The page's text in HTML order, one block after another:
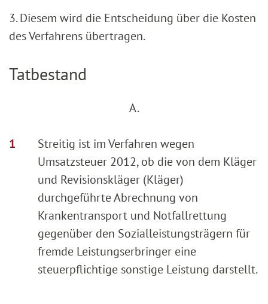
3. Diesem wird die Entscheidung über die Kosten
des Verfahrens übertragen.
Tatbestand
A.
Streitig ist im Verfahren wegen
Umsatzsteuer 2012, ob die von dem Kläger
und Revisionskläger (Kläger)
durchgeführte Abrechnung von
Krankentransport und Notfallrettung
gegenüber den Sozialleistungsträgern für
fremde Leistungserbringer eine
steuerpflichtige sonstige Leistung darstellt.